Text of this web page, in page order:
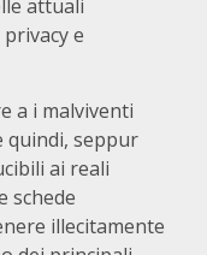
attuali
e
a i malviventi
quindi, seppur
ai reali
schede
illecitamente